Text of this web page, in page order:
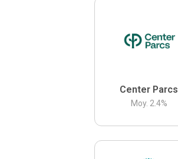
Center Parcs
Moy. 2.4%